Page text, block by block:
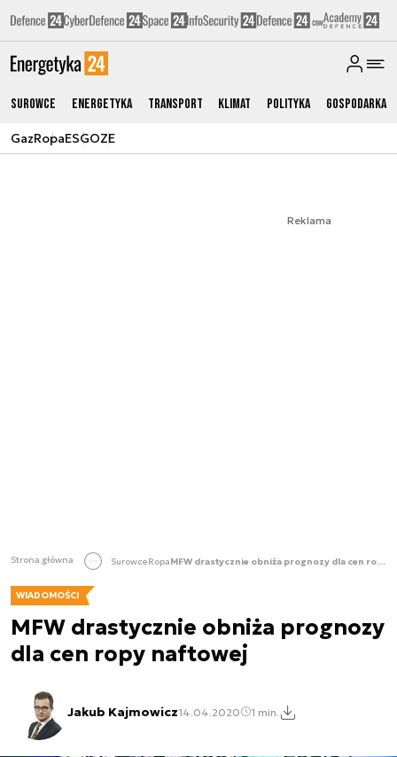
Surowce Energetyka Transport Klimat Polityka Gospodarka
GazRopaESGOZE
Reklama
Strona główna SurowceRopa MFW drastycznie obniża prognozy dla cen ropy naftowej
WIADOMOŚCI
MFW drastycznie obniża prognozy
dla cen ropy naftowej
Jakub Kajmowicz14.04.2020 1 min.